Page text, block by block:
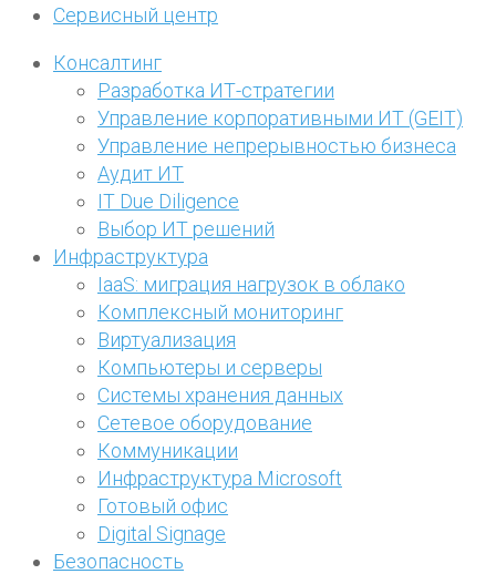
Сервисный центр
Консалтинг
Разработка ИТ-стратегии
Управление корпоративными ИТ (GEIT)
Управление непрерывностью бизнеса
Аудит ИТ
IT Due Diligence
Выбор ИТ решений
Инфраструктура
IaaS: миграция нагрузок в облако
Комплексный мониторинг
Виртуализация
Компьютеры и серверы
Системы хранения данных
Сетевое оборудование
Коммуникации
Инфраструктура Microsoft
Готовый офис
Digital Signage
Безопасность